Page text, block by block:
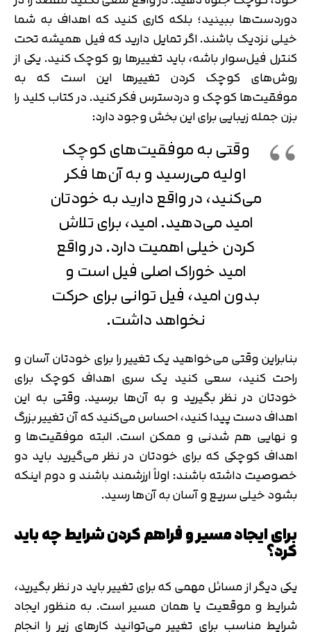
دوردست‌ها ببینید؛ بلکه کاری کنید که اهداف به شما
خیلی نزدیک باشند. اگر تمایل دارید که فیل همیشه تحت
کنترل فیل‌سوار باشه، باید تغییرها رو کوچک کنید. یکی از
روش‌های کوچک کردن تغییرها این است که به
موفقیت‌ها کوچک و دردسترس فکر کنید. در کتاب کلید را
بزن جمله زیبایی برای این بخش وجود دارد:
وقتی به موفقیت‌های کوچک
اولیه می‌رسید و به آن‌ها فکر
می‌کنید، در واقع دارید به خودتان
امید می‌دهید. امید، برای تلاش
کردن خیلی اهمیت دارد. در واقع
امید خوراک اصلی فیل است و
بدون امید، فیل توانی برای حرکت
نخواهد داشت.
بنابراین وقتی می‌خواهید یک تغییر را برای خودتان آسان و
راحت کنید، سعی کنید یک سری اهداف کوچک برای
خودتان در نظر بگیرید و به آن‌ها برسید. وقتی به این
اهداف دست پیدا کنید، احساس می‌کنید که آن تغییر بزرگ
و نهایی هم شدنی و ممکن است. البته موفقیت‌ها و
اهداف کوچکی که برای خودتان در نظر می‌گیرید باید دو
خصوصیت داشته باشند: اولاً ارزشمند باشند و دوم اینکه
بشود خیلی سریع و آسان به آن‌ها رسید.
برای ایجاد مسیر و فراهم کردن شرایط چه باید
کرد؟
یکی دیگر از مسائل مهمی که برای تغییر باید در نظر بگیرید،
شرایط و موقعیت یا همان مسیر است. به منظور ایجاد
شرایط مناسب برای تغییر می‌توانید کارهای زیر را انجام